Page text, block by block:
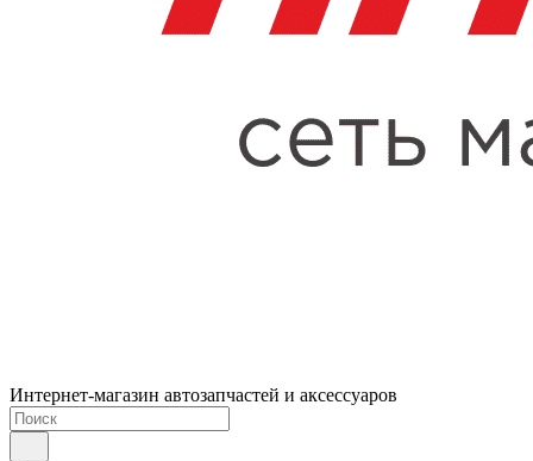
Интернет-магазин автозапчастей и аксессуаров